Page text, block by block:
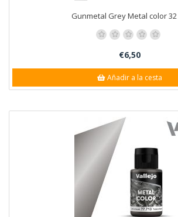
Gunmetal Grey Metal color 32
€6,50
Añadir a la cesta